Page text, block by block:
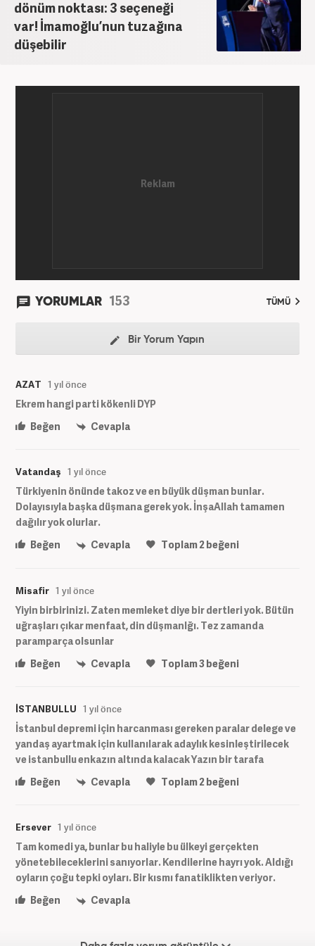
dönüm noktası: 3 seçeneği
var! İmamoğlu’nun tuzağına
düşebilir
YORUMLAR 153 TÜMÜ
Bir Yorum Yapın
AZAT 1 yıl önce
Ekrem hangi parti kökenli DYP
Beğen
Cevapla
Vatandaş 1 yıl önce
Türkiyenin önünde takoz ve en büyük düşman bunlar.
Dolayısıyla başka düşmana gerek yok. İnşaAllah tamamen
dağılır yok olurlar.
Beğen
Cevapla Toplam2beğeni
Misafir 1 yıl önce
Yiyin birbirinizi. Zaten memleket diye bir dertleri yok. Bütün
uğraşları çıkar menfaat, din düşmanlğı. Tez zamanda
paramparça olsunlar
Beğen
Cevapla Toplam3beğeni
İSTANBULLU 1 yıl önce
İstanbul depremi için harcanması gereken paralar delege ve
yandaş ayartmak için kullanılarak adaylık kesinleştirilecek
ve istanbullu enkazın altında kalacak Yazın bir tarafa
Beğen
Cevapla Toplam2beğeni
Ersever 1 yıl önce
Tam komedi ya, bunlar bu haliyle bu ülkeyi gerçekten
yönetebileceklerini sanıyorlar. Kendilerine hayrı yok. Aldığı
oyların çoğu tepki oyları. Bir kısmı fanatiklikten veriyor.
Beğen
Cevapla